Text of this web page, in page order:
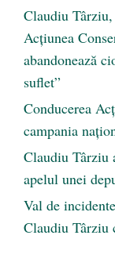
Claudiu
Acțiunea
abandonează
suflet”
Conducerea
campania
Claudiu Târziu
apelul unei
Val de
Claudiu Târziu